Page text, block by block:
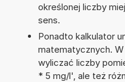
określonej liczby
sens.
Ponadto kalkulator
matematycznych.
wyliczać liczby
* 5 mg/l', ale też